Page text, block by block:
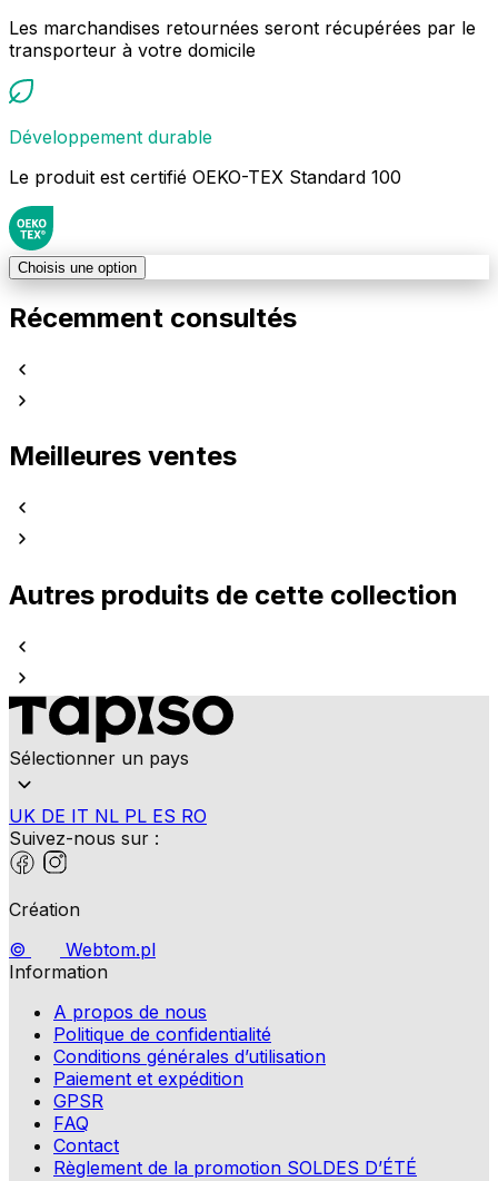
Les marchandises retournées seront récupérées par le
transporteur à votre domicile
Développement durable
Le produit est certifié OEKO-TEX Standard 100
Choisis une option
Récemment consultés
Meilleures ventes
Autres produits de cette collection
Sélectionner un pays
UK DE IT NL PL ES RO
Suivez-nous sur :
Création
©
Webtom.pl
Information
A propos de nous
Politique de confidentialité
Conditions générales d’utilisation
Paiement et expédition
GPSR
FAQ
Contact
Règlement de la promotion SOLDES D’ÉTÉ